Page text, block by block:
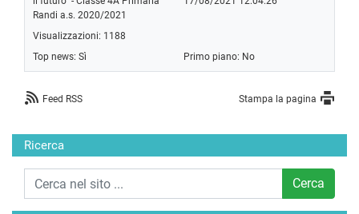
Ricerca
Cerca
Randi a.s. 2020/2021
Visualizzazioni: 1188
Top news: Sì Primo piano: No
Feed RSS Stampa la pagina